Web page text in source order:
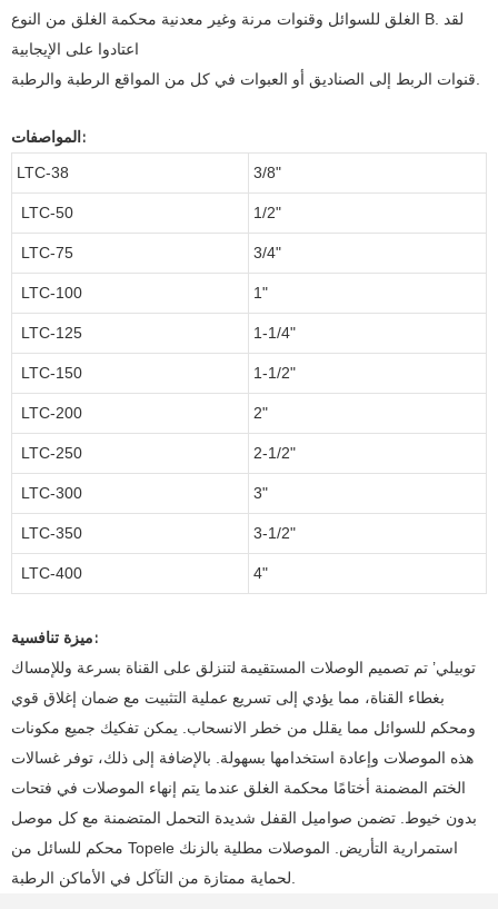
الغلق للسوائل وقنوات مرنة وغير معدنية محكمة الغلق من النوع B. لقد
اعتادوا على الإيجابية
قنوات الربط إلى الصناديق أو العبوات في كل من المواقع الرطبة والرطبة.
المواصفات:
LTC-38 3/8"
LTC-50 1/2"
LTC-75 3/4"
LTC-100 1"
LTC-125 1-1/4"
LTC-150 1-1/2"
LTC-200 2"
LTC-250 2-1/2"
LTC-300 3"
LTC-350 3-1/2"
LTC-400 4"
ميزة تنافسية:
توبيلي’ تم تصميم الوصلات المستقيمة لتنزلق على القناة بسرعة وللإمساك
بغطاء القناة، مما يؤدي إلى تسريع عملية التثبيت مع ضمان إغلاق قوي
ومحكم للسوائل مما يقلل من خطر الانسحاب. يمكن تفكيك جميع مكونات
هذه الموصلات وإعادة استخدامها بسهولة. بالإضافة إلى ذلك، توفر غسالات
الختم المضمنة أختامًا محكمة الغلق عندما يتم إنهاء الموصلات في فتحات
بدون خيوط. تضمن صواميل القفل شديدة التحمل المتضمنة مع كل موصل
محكم للسائل من Topele استمرارية التأريض. الموصلات مطلية بالزنك
لحماية ممتازة من التآكل في الأماكن الرطبة.